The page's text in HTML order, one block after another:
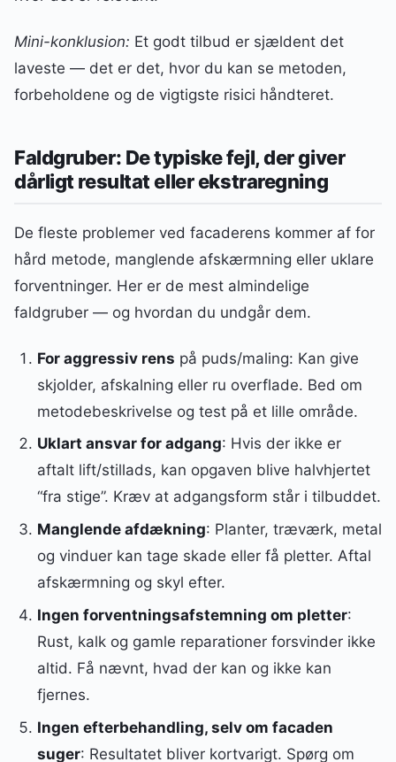
Mini-konklusion: Et godt tilbud er sjældent det
laveste — det er det, hvor du kan se metoden,
forbeholdene og de vigtigste risici håndteret.
Faldgruber: De typiske fejl, der giver
dårligt resultat eller ekstraregning
De fleste problemer ved facaderens kommer af for
hård metode, manglende afskærmning eller uklare
forventninger. Her er de mest almindelige
faldgruber — og hvordan du undgår dem.
For aggressiv rens på puds/maling: Kan give
skjolder, afskalning eller ru overflade. Bed om
metodebeskrivelse og test på et lille område.
Uklart ansvar for adgang: Hvis der ikke er
aftalt lift/stillads, kan opgaven blive halvhjertet
“fra stige”. Kræv at adgangsform står i tilbuddet.
Manglende afdækning: Planter, træværk, metal
og vinduer kan tage skade eller få pletter. Aftal
afskærmning og skyl efter.
Ingen forventningsafstemning om pletter:
Rust, kalk og gamle reparationer forsvinder ikke
altid. Få nævnt, hvad der kan og ikke kan
fjernes.
Ingen efterbehandling, selv om facaden
suger: Resultatet bliver kortvarigt. Spørg om